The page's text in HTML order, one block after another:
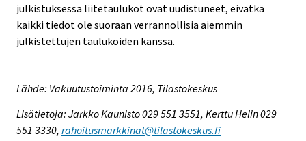
julkistuksessa liitetaulukot ovat uudistuneet, eivätkä
kaikki tiedot ole suoraan verrannollisia aiemmin
julkistettujen taulukoiden kanssa.
Lähde: Vakuutustoiminta 2016, Tilastokeskus
Lisätietoja: Jarkko Kaunisto 029 551 3551, Kerttu Helin 029
551 3330, rahoitusmarkkinat@tilastokeskus.fi